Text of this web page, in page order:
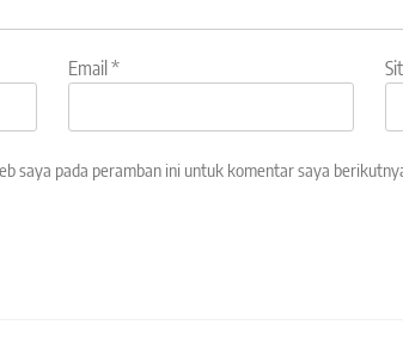
Email*
saya pada peramban ini untuk komentar saya